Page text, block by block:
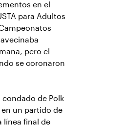
en el
para Adultos
pero el
se coronaron
condado de Polk
un partido de
línea final de